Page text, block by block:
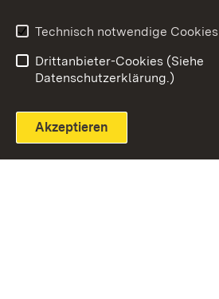
Technisch notwendige Cookies
Drittanbieter-Cookies (Siehe
Datenschutzerklärung.)
Akzeptieren